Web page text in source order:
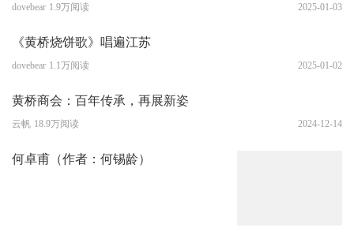
dovebear 1.9万阅读 2025-01-03
《黄桥烧饼歌》唱遍江苏
dovebear 1.1万阅读 2025-01-02
黄桥商会：百年传承，再展新姿
云帆 18.9万阅读 2024-12-14
何卓甫（作者：何锡龄）